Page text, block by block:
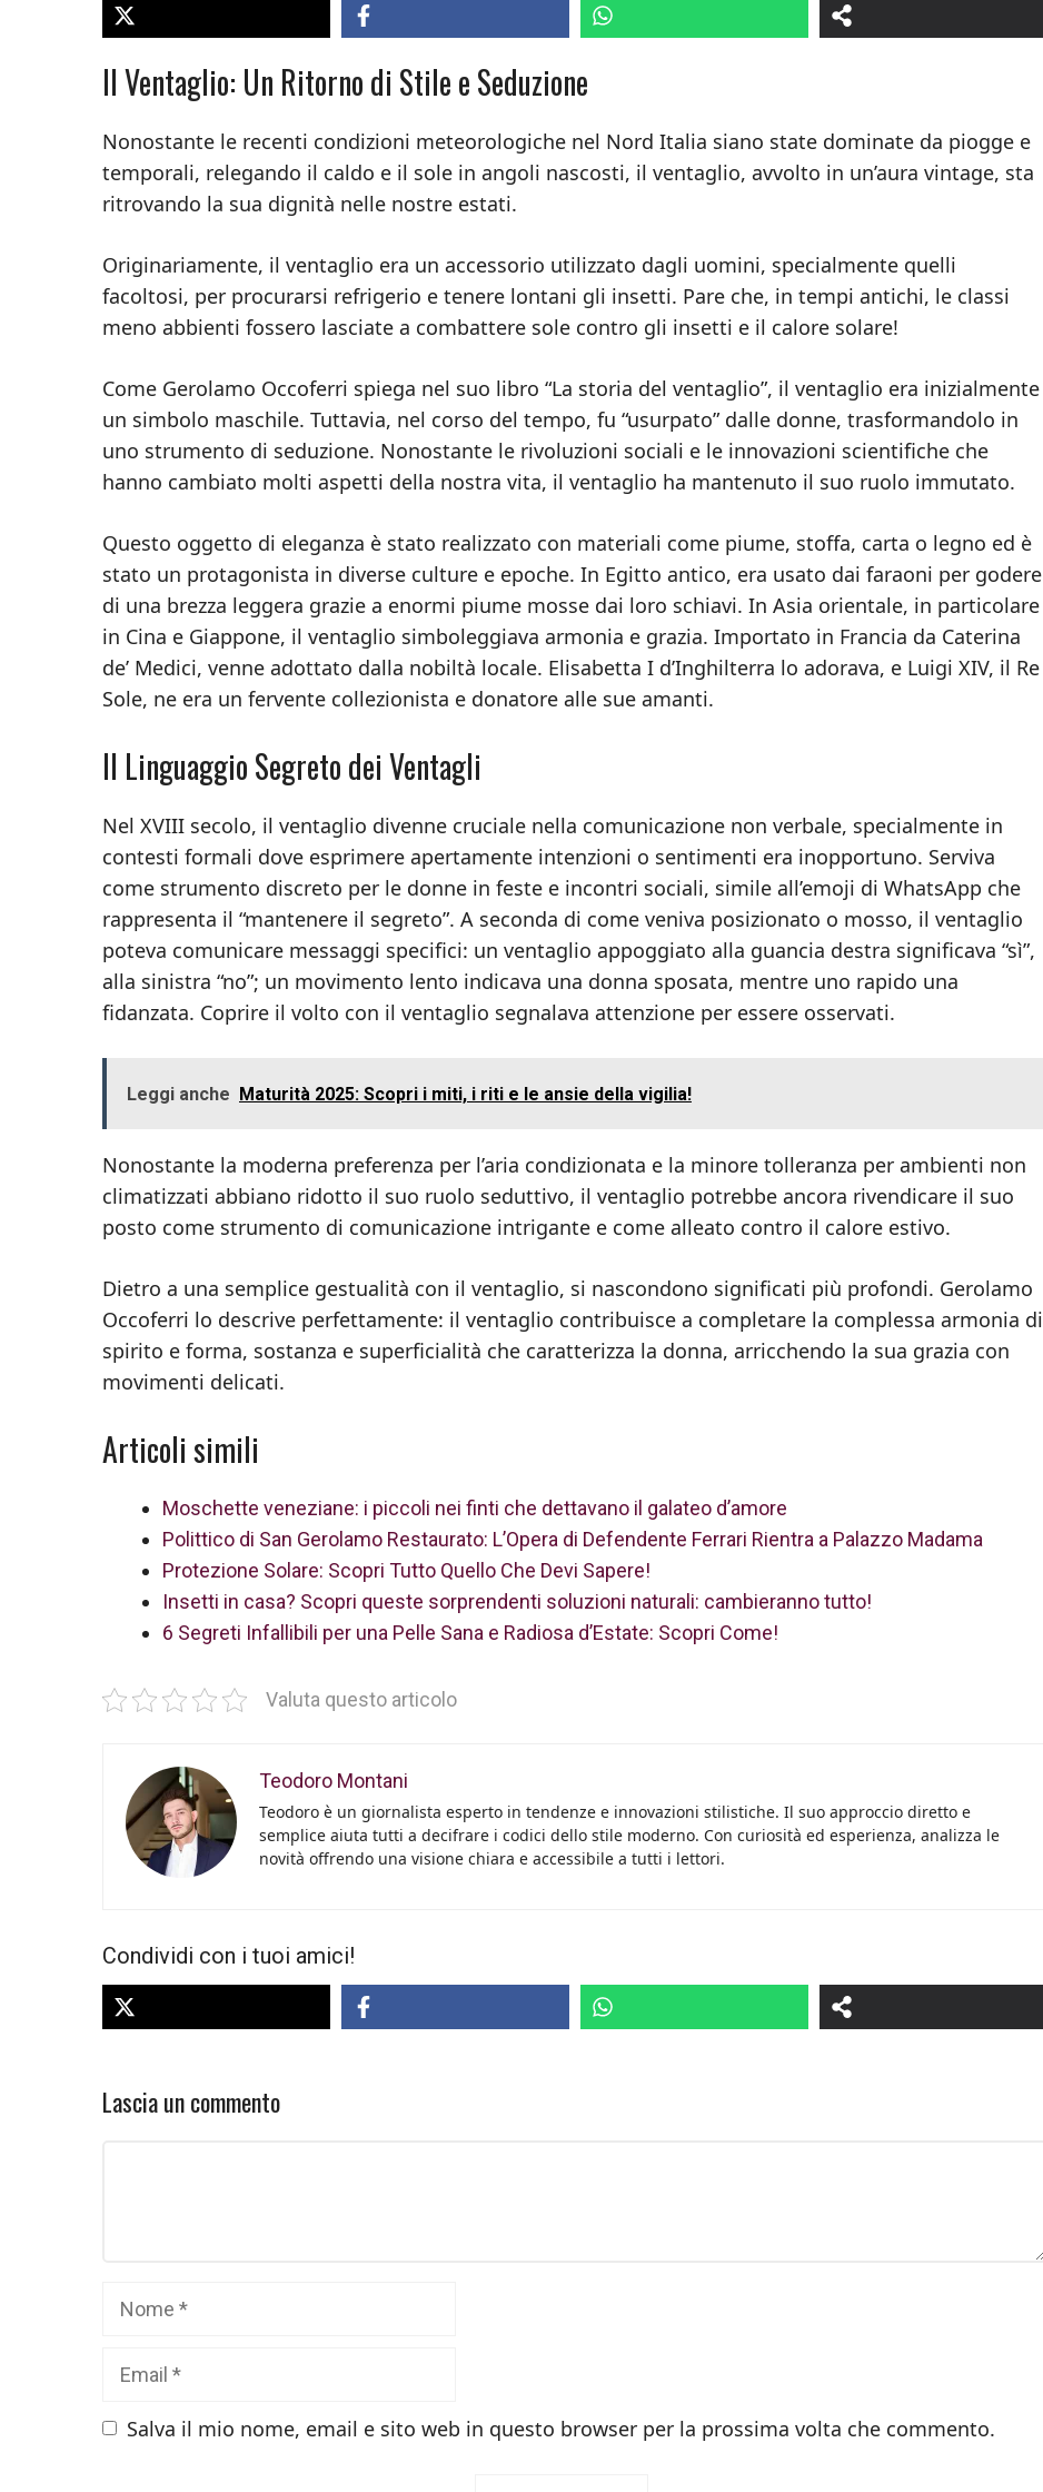
Il Ventaglio: Un Ritorno di Stile e Seduzione
Nonostante le recenti condizioni meteorologiche nel Nord Italia siano state dominate da piogge e
temporali, relegando il caldo e il sole in angoli nascosti, il ventaglio, avvolto in un’aura vintage, sta
ritrovando la sua dignità nelle nostre estati.
Originariamente, il ventaglio era un accessorio utilizzato dagli uomini, specialmente quelli
facoltosi, per procurarsi refrigerio e tenere lontani gli insetti. Pare che, in tempi antichi, le classi
meno abbienti fossero lasciate a combattere sole contro gli insetti e il calore solare!
Come Gerolamo Occoferri spiega nel suo libro “La storia del ventaglio”, il ventaglio era inizialmente
un simbolo maschile. Tuttavia, nel corso del tempo, fu “usurpato” dalle donne, trasformandolo in
uno strumento di seduzione. Nonostante le rivoluzioni sociali e le innovazioni scientifiche che
hanno cambiato molti aspetti della nostra vita, il ventaglio ha mantenuto il suo ruolo immutato.
Questo oggetto di eleganza è stato realizzato con materiali come piume, stoffa, carta o legno ed è
stato un protagonista in diverse culture e epoche. In Egitto antico, era usato dai faraoni per godere
di una brezza leggera grazie a enormi piume mosse dai loro schiavi. In Asia orientale, in particolare
in Cina e Giappone, il ventaglio simboleggiava armonia e grazia. Importato in Francia da Caterina
de’ Medici, venne adottato dalla nobiltà locale. Elisabetta I d’Inghilterra lo adorava, e Luigi XIV, il Re
Sole, ne era un fervente collezionista e donatore alle sue amanti.
Il Linguaggio Segreto dei Ventagli
Nel XVIII secolo, il ventaglio divenne cruciale nella comunicazione non verbale, specialmente in
contesti formali dove esprimere apertamente intenzioni o sentimenti era inopportuno. Serviva
come strumento discreto per le donne in feste e incontri sociali, simile all’emoji di WhatsApp che
rappresenta il “mantenere il segreto”. A seconda di come veniva posizionato o mosso, il ventaglio
poteva comunicare messaggi specifici: un ventaglio appoggiato alla guancia destra significava “sì”,
alla sinistra “no”; un movimento lento indicava una donna sposata, mentre uno rapido una
fidanzata. Coprire il volto con il ventaglio segnalava attenzione per essere osservati.
Leggi anche Maturità 2025: Scopri i miti, i riti e le ansie della vigilia!
Nonostante la moderna preferenza per l’aria condizionata e la minore tolleranza per ambienti non
climatizzati abbiano ridotto il suo ruolo seduttivo, il ventaglio potrebbe ancora rivendicare il suo
posto come strumento di comunicazione intrigante e come alleato contro il calore estivo.
Dietro a una semplice gestualità con il ventaglio, si nascondono significati più profondi. Gerolamo
Occoferri lo descrive perfettamente: il ventaglio contribuisce a completare la complessa armonia di
spirito e forma, sostanza e superficialità che caratterizza la donna, arricchendo la sua grazia con
movimenti delicati.
Articoli simili
Moschette veneziane: i piccoli nei finti che dettavano il galateo d’amore
Polittico di San Gerolamo Restaurato: L’Opera di Defendente Ferrari Rientra a Palazzo Madama
Protezione Solare: Scopri Tutto Quello Che Devi Sapere!
Insetti in casa? Scopri queste sorprendenti soluzioni naturali: cambieranno tutto!
6 Segreti Infallibili per una Pelle Sana e Radiosa d’Estate: Scopri Come!
Valuta questo articolo
Teodoro Montani
Teodoro è un giornalista esperto in tendenze e innovazioni stilistiche. Il suo approccio diretto e
semplice aiuta tutti a decifrare i codici dello stile moderno. Con curiosità ed esperienza, analizza le
novità offrendo una visione chiara e accessibile a tutti i lettori.
Condividi con i tuoi amici!
Lascia un commento
Salva il mio nome, email e sito web in questo browser per la prossima volta che commento.